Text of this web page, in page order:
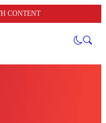
CONTENT